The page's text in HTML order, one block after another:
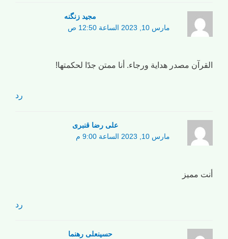
مجید زنگنه
مارس 10, 2023 الساعة 12:50 ص
القرآن مصدر هداية ورجاء. أنا ممتن جدًا لحكمتها!
رد
علی رضا قنبری
مارس 10, 2023 الساعة 9:00 م
أنت مميز
رد
حسینعلی رهنما